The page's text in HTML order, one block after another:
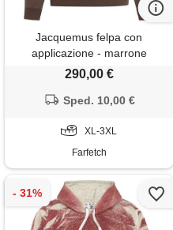
Jacquemus felpa con
applicazione - marrone
290,00 €
Sped. 10,00 €
XL-3XL
Farfetch